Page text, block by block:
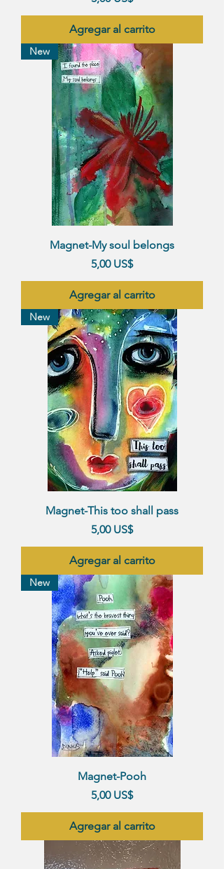
Agregar al carrito
New
Magnet-My soul belongs
Precio
5,00 US$
Agregar al carrito
New
Magnet-This too shall pass
Precio
5,00 US$
Agregar al carrito
New
Magnet-Pooh
Precio
5,00 US$
Agregar al carrito